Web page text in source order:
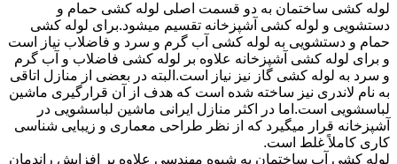
لوله کشی ساختمان به دو قسمت اصلی لوله کشی حمام و
دستشویی و لوله کشی آشپزخانه تقسیم میشود.برای لوله کشی
حمام و دستشویی به لوله کشی آب گرم و سرد و فاضلاب نیاز است
و برای لوله کشی آشپزخانه علاوه بر لوله کشی فاضلاب و آب گرم
و سرد به لوله کشی گاز نیز نیاز است.البته در بعضی از منازل اتاقی
به نام لاندری نیز ساخته شده است که هدف از آن قرارگیری ماشین
لباسشویی است.اما در اکثر منازل ایرانی ماشین لباسشویی در
آشپزخانه قرار میگیرد که از نظر طراحی معماری و زیبایی شناسی
کاری کاملاً غلط است.
لوله کشی آب ساختمان به شیوه مهندسی علاوه بر افزایش راندمان